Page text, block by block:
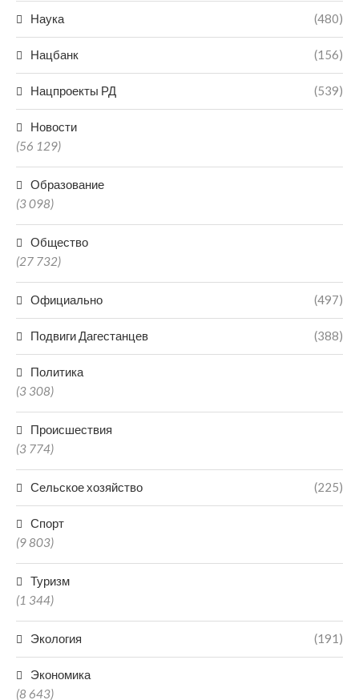
Наука (480)
Нацбанк (156)
Нацпроекты РД (539)
Новости
(56 129)
Образование
(3 098)
Общество
(27 732)
Официально (497)
Подвиги Дагестанцев (388)
Политика
(3 308)
Происшествия
(3 774)
Сельское хозяйство (225)
Спорт
(9 803)
Туризм
(1 344)
Экология (191)
Экономика
(8 643)